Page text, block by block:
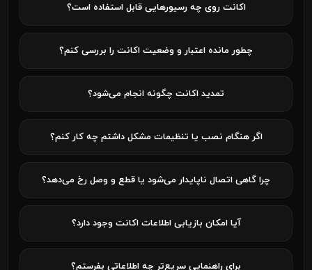
اکانت روی چه رسیورهایی قابل استفاده است؟
چطور مانده اعتبار و وضعیت اکانت را بررسی کنم؟
تمدید اکانت چگونه انجام می‌شود؟
اگر هنگام نصب یا تنظیمات مشکل داشتم چه کار کنم؟
چرا گاهی اتصال ناپایدار می‌شود یا قطع و وصل رخ می‌دهد؟
آیا امکان بازیابی اطلاعات اکانت وجود دارد؟
برای راهنمایی سریع‌تر چه اطلاعاتی بفرستم؟